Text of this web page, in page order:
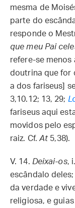
mesma de
parte do
responde o
que meu Pai
refere-se menos
doutrina que for
a dos fariseus]
3,10.12; 13, 29;
fariseus aqui
movidos pelo
raiz. Cf. At5,38).
V. 14. Deixai-os,
escândalo deles;
da verdade e
religiosa, e